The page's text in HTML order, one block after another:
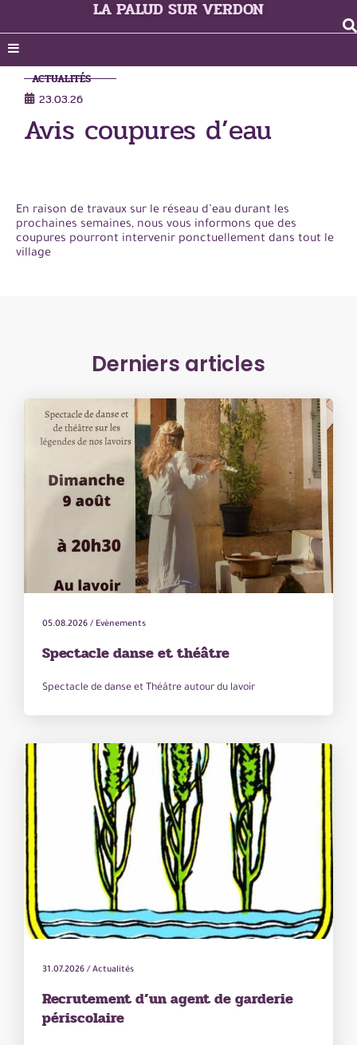
LA PALUD SUR VERDON
ACTUALITÉS
23.03.26
Avis coupures d’eau
En raison de travaux sur le réseau d’eau durant les
prochaines semaines, nous vous informons que des
coupures pourront intervenir ponctuellement dans tout le
village
Derniers articles
05.08.2026 / Evènements
Spectacle danse et théâtre
Spectacle de danse et Théâtre autour du lavoir
31.07.2026 / Actualités
Recrutement d’un agent de garderie
périscolaire